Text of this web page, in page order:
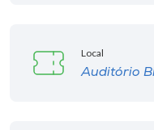
Store
Local
Auditório